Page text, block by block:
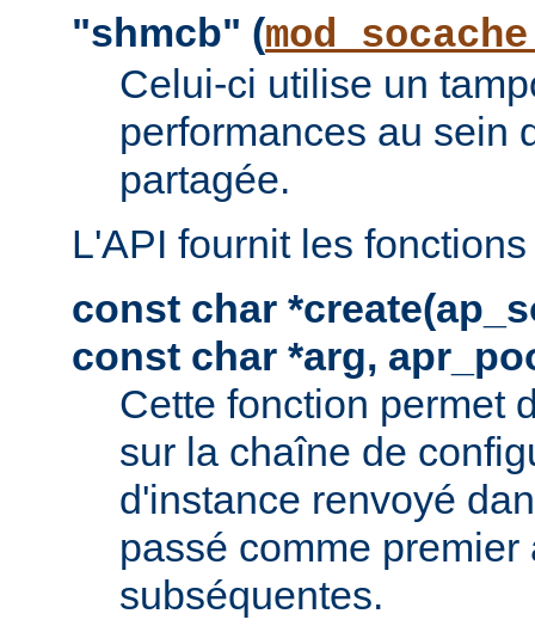
"shmcb" (
Celui-ci utilise un
performances au sein
partagée.
L'API fournit les
const char
const char *arg,
Cette fonction permet
sur la chaîne de
d'instance renvoyé
passé comme
subséquentes.